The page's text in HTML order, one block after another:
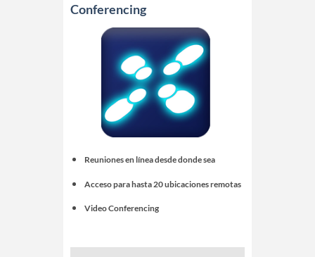
Conferencing
Reuniones en línea desde donde sea
Acceso para hasta 20 ubicaciones remotas
Video Conferencing